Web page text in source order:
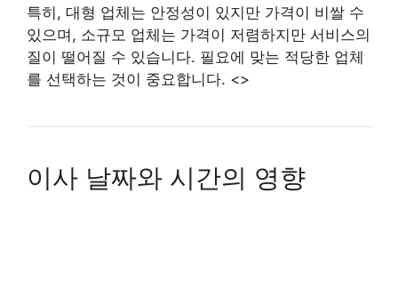
특히, 대형 업체는 안정성이 있지만 가격이 비쌀 수
있으며, 소규모 업체는 가격이 저렴하지만 서비스의
질이 떨어질 수 있습니다. 필요에 맞는 적당한 업체
를 선택하는 것이 중요합니다. <>
이사 날짜와 시간의 영향